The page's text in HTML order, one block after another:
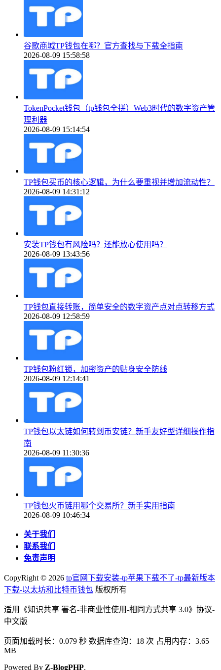
谷歌商城TP钱包在哪？官方查找与下载全指南
2026-08-09 15:58:58
TokenPocket钱包（tp钱包全拼）Web3时代的数字资产管
理利器
2026-08-09 15:14:54
TP钱包买币的核心逻辑，为什么要重视并增加流动性？
2026-08-09 14:31:12
安装TP钱包有风险吗？还能放心使用吗？
2026-08-09 13:43:56
TP钱包直接转账，简单安全的数字资产点对点转移方式
2026-08-09 12:58:59
TP钱包粉红锁，加密资产的贴身安全防线
2026-08-09 12:14:41
TP钱包以太链如何转到币安链？新手友好型详细操作指
南
2026-08-09 11:30:36
TP钱包火币链用哪个交易所？新手实用指南
2026-08-09 10:46:34
关于我们
联系我们
免责声明
CopyRight © 2026 tp官网下载安装-tp苹果下载不了-tp最新版本
下载-以太坊和比特币钱包 版权所有
适用《知识共享 署名-非商业性使用-相同方式共享 3.0》协议-
中文版
页面加载时长：0.079 秒 数据库查询：18 次 占用内存：3.65
MB
Powered By Z-BlogPHP.